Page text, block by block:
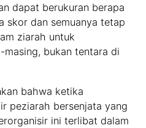
dapat berukuran berapa
skor dan semuanya tetap
ziarah untuk
bukan tentara di
bahwa ketika
peziarah bersenjata yang
ini terlibat dalam